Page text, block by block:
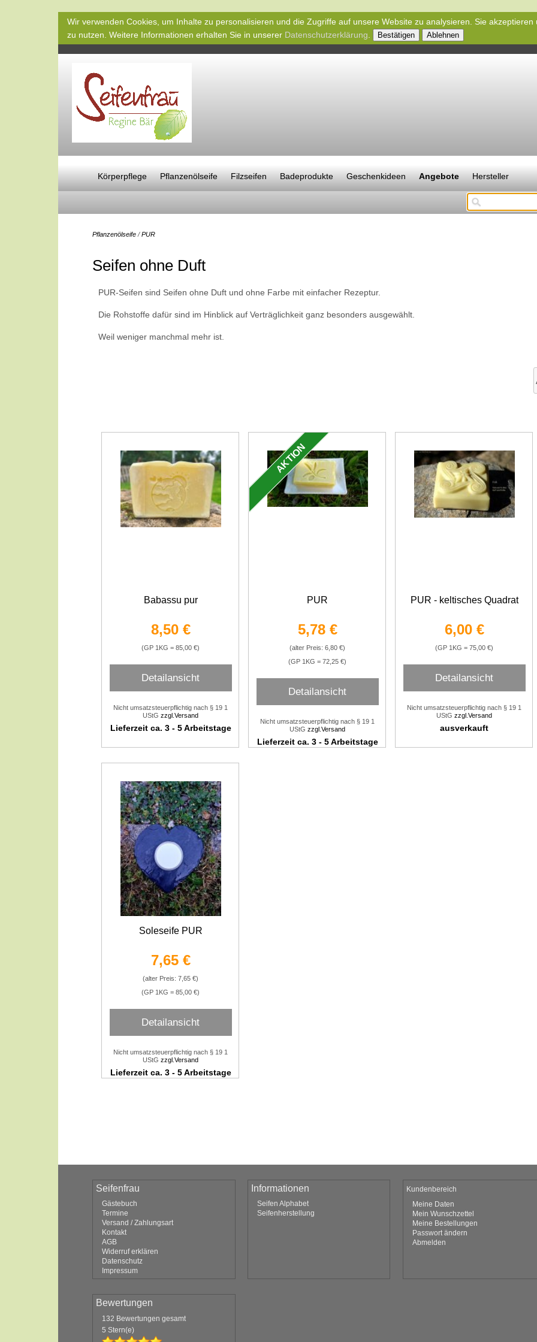
Wir verwenden Cookies, um Inhalte zu personalisieren und die Zugriffe auf unsere Website zu analysieren. Sie
zu nutzen. Weitere Informationen erhalten Sie in unserer Datenschutzerklärung Bestätigen Ablehnen
Körperpflege Pflanzenölseife Filzseifen Badeprodukte Geschenkideen Angebote Hersteller
Pflanzenölseife /PUR
Seifen ohne Duft
PUR-Seifen sind Seifen ohne Duft und ohne Farbe mit einfacher Rezeptur.
Die Rohstoffe dafür sind im Hinblick auf Verträglichkeit ganz besonders ausgewählt.
Weil weniger manchmal mehr ist.
Babassu pur
8,50 €
(GP 1KG = 85,00 €)
Detailansicht
Nicht umsatzsteuerpflichtig nach § 19 1
UStGzzgl.Versand
Lieferzeit ca. 3 - 5 Arbeitstage
AKTION
PUR
5,78 €
(alter Preis: 6,80 €)
(GP 1KG = 72,25 €)
Detailansicht
Nicht umsatzsteuerpflichtig nach § 19 1
UStGzzgl.Versand
Lieferzeit ca. 3 - 5 Arbeitstage
PUR - keltisches Quadrat
6,00 €
(GP 1KG = 75,00 €)
Detailansicht
Nicht umsatzsteuerpflichtig nach § 19 1
UStGzzgl.Versand
ausverkauft
Soleseife PUR
7,65 €
(alter Preis: 7,65 €)
(GP 1KG = 85,00 €)
Detailansicht
Nicht umsatzsteuerpflichtig nach § 19 1
UStGzzgl.Versand
Lieferzeit ca. 3 - 5 Arbeitstage
Seifenfrau
Gästebuch
Termine
Versand / Zahlungsart
Kontakt
AGB
Widerruf erklären
Datenschutz
Impressum
Informationen
Seifen Alphabet
Seifenherstellung
Kundenbereich
Meine Daten
Mein Wunschzettel
Meine Bestellungen
Passwort ändern
Abmelden
Bewertungen
132 Bewertungen gesamt
5 Stern(e)